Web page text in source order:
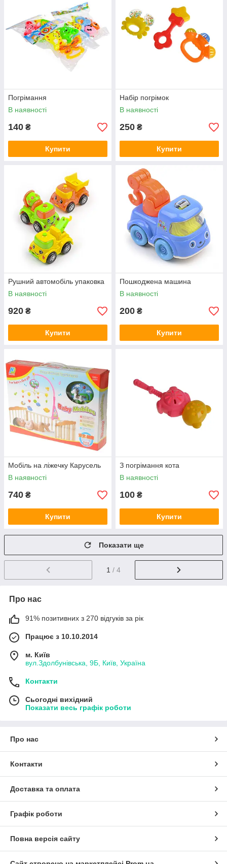
Погрімання
В наявності
140 ₴
Купити
Набір погрімок
В наявності
250 ₴
Купити
Рушний автомобіль упаковка
В наявності
920 ₴
Купити
Пошкоджена машина
В наявності
200 ₴
Купити
Мобіль на ліжечку Карусель
В наявності
740 ₴
Купити
З погрімання кота
В наявності
100 ₴
Купити
Показати ще
1 / 4
Про нас
91% позитивних з 270 відгуків за рік
Працює з 10.10.2014
м. Київ
вул.Здолбунівська, 9Б, Київ, Україна
Контакти
Сьогодні вихідний
Показати весь графік роботи
Про нас
Контакти
Доставка та оплата
Графік роботи
Повна версія сайту